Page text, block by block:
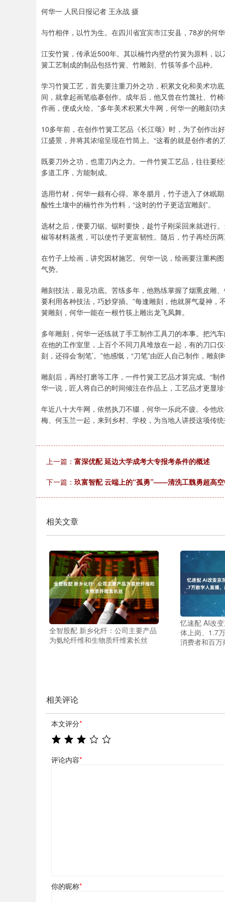
何华一 人民日报记者 王永战 摄
与竹相伴，以竹为生。在四川省宜宾市江安县，78岁的何
江安竹簧，传承近500年。其以楠竹内壁的竹簧为原料，
簧工艺制成的制品包括竹簧、竹雕刻、竹筷等多个品种。
学习竹簧工艺，首先要注重刀外之功，积累文化和美术功
间，就拿起画笔临摹创作。成年后，他又曾在竹篾社、竹
作画，便成火绘。”多年美术积累大牛网，何华一的雕刻功
10多年前，在创作竹簧工艺品《长江颂》时，为了创作出
江盛景，并将其浓缩呈现在竹筒上。“这看的就是创作者
既要刀外之功，也需刀内之力。一件竹簧工艺品，往往要
多道工序，方能制成。
选用竹材，何华一颇有心得。寒冬腊月，竹子进入了休眠
酸性土壤中的楠竹作为竹料，“这时的竹子更适宜雕刻”。
选材之后，便要刀锯。锯时要快，趁竹子刚采回来就进行
椒等材料蒸煮，可以使竹子更富韧性。随后，竹子再经历
在竹子上绘画，讲究因材施艺。何华一说，绘画要注重构
气势。
雕刻技法，最见功底。苦练多年，他熟练掌握了烟熏皮雕
要利用各种技法，巧妙穿插。”每逢雕刻，他就屏气凝神
簧雕刻，何华一能在一根竹筷上雕出龙飞凤舞。
多年雕刻，何华一还练就了手工制作工具刀的本事。把汽
在他的工作室里，上百个不同刀具堆放在一起，有的刀口
刻，还得会‘制笔’。”他感慨，“刀笔”由匠人自己制作，雕
雕刻后，再经打磨等工序，一件竹簧工艺品才算完成。“
华一说，匠人将自己的时间倾注在作品上，工艺品才更显
年近八十大牛网，依然执刀不辍，何华一乐此不疲。令他
梅、何玉兰一起，来到乡村、学校，为当地人讲授这项传
上一篇： 富深优配 延边大学成考大专报考条件的概述
下一篇： 玖富智配 云端上的“孤勇”——清洗工魏勇超高
相关文章
全智股配 新乡化纤：公司主要产品
为氨纶纤维和生物质纤维素长丝
忆速配 AI改
体上岗、1.7
消费者和百万
相关评论
本文评分*
评论内容*
你的昵称*